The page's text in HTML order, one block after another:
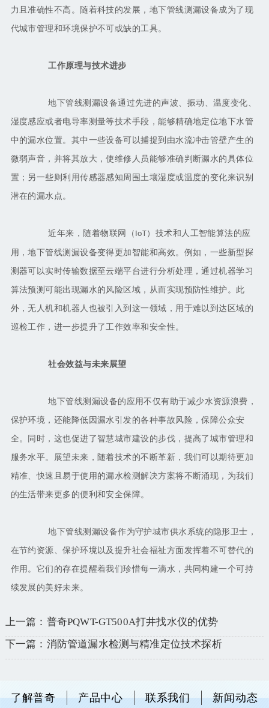
力且准确性不高。随着科技的发展，地下管线测漏设备成为了现
代城市管理和环境保护不可或缺的工具。
工作原理与技术进步
地下管线测漏设备通过先进的声波、振动、温度变化、
湿度感应或者电导率测量等技术手段，能够精确地定位地下水管
中的漏水位置。其中一些设备可以捕捉到由水流冲击管壁产生的
微弱声音，并将其放大，使维修人员能够准确判断漏水的具体位
置；另一些则利用传感器感知周围土壤湿度或温度的变化来识别
潜在的漏水点。
近年来，随着物联网（ IoT）技术和人工智能算法的应
用，地下管线测漏设备变得更加智能和高效。例如，一些新型探
测器可以实时传输数据至云端平台进行分析处理，通过机器学习
算法预测可能出现漏水的风险区域，从而实现预防性维护。此
外，无人机和机器人也被引入到这一领域，用于难以到达区域的
巡检工作，进一步提升了工作效率和安全性。
社会效益与未来展望
地下管线测漏设备的应用不仅有助于减少水资源浪费，
保护环境，还能降低因漏水引发的各种事故风险，保障公众安
全。同时，这也促进了智慧城市建设的步伐，提高了城市管理和
服务水平。展望未来，随着技术的不断革新，我们可以期待更加
精准、快速且易于使用的漏水检测解决方案将不断涌现，为我们
的生活带来更多的便利和安全保障。
地下管线测漏设备作为守护城市供水系统的隐形卫士，
在节约资源、保护环境以及提升社会福祉方面发挥着不可替代的
作用。它们的存在提醒着我们珍惜每一滴水，共同构建一个可持
续发展的美好未来。
上一篇：普奇PQWT-GT500A打井找水仪的优势
下一篇：消防管道漏水检测与精准定位技术探析
了解普奇 产品中心 联系我们 新闻动态